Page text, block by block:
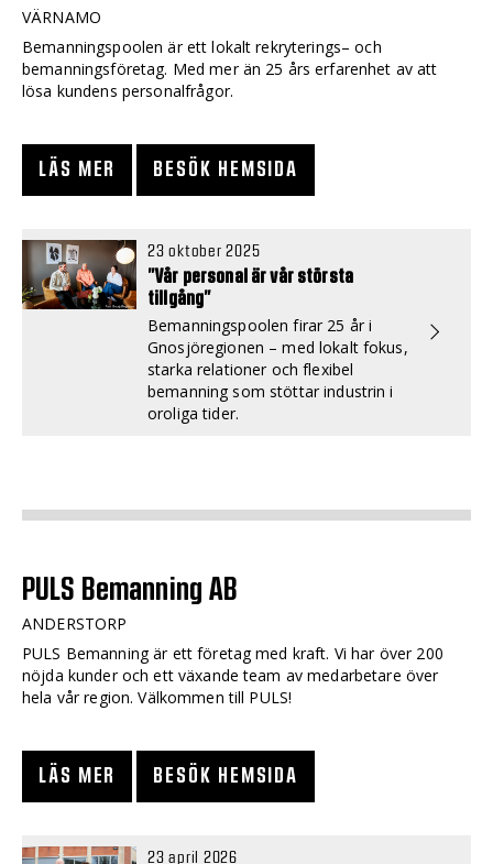
VÄRNAMO
Bemanningspoolen är ett lokalt rekryterings– och
bemanningsföretag. Med mer än 25 års erfarenhet av att
lösa kundens personalfrågor.
LÄS MER BESÖK HEMSIDA
23 oktober 2025
”Vår personal är vår största
tillgång”
Bemanningspoolen firar 25 år i
Gnosjöregionen – med lokalt fokus,
starka relationer och flexibel
bemanning som stöttar industrin i
oroliga tider.
PULS Bemanning AB
ANDERSTORP
PULS Bemanning är ett företag med kraft. Vi har över 200
nöjda kunder och ett växande team av medarbetare över
hela vår region. Välkommen till PULS!
LÄS MER BESÖK HEMSIDA
23 april 2026